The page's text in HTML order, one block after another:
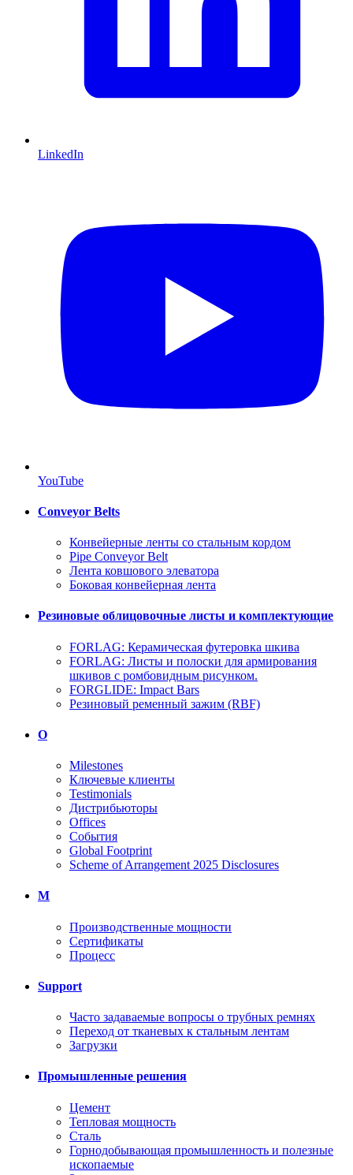
LinkedIn
YouTube
Conveyor Belts
Конвейерные ленты со стальным кордом
Pipe Conveyor Belt
Лента ковшового элеватора
Боковая конвейерная лента
Резиновые облицовочные листы и комплектующие
FORLAG: Керамическая футеровка шкива
FORLAG: Листы и полоски для армирования
шкивов с ромбовидным рисунком.
FORGLIDE: Impact Bars
Резиновый ременный зажим (RBF)
О
Milestones
Ключевые клиенты
Testimonials
Дистрибьюторы
Offices
События
Global Footprint
Scheme of Arrangement 2025 Disclosures
M
Производственные мощности
Сертификаты
Процесс
Support
Часто задаваемые вопросы о трубных ремнях
Переход от тканевых к стальным лентам
Загрузки
Промышленные решения
Цемент
Тепловая мощность
Сталь
Горнодобывающая промышленность и полезные
ископаемые